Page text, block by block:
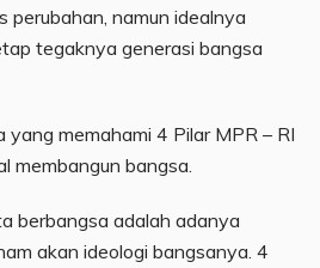
perubahan, namun idealnya
tegaknya generasi bangsa
yang memahami 4 Pilar MPR – RI
membangun bangsa.
berbangsa adalah adanya
akan ideologi bangsanya. 4